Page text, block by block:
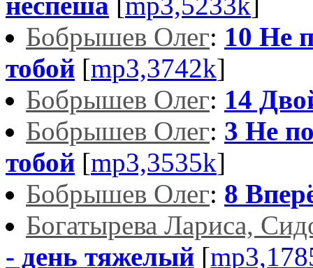
Бобрышев Олег: 10 Не
тобой [mp3,3742k]
Бобрышев Олег: 14
Бобрышев Олег: 3 Не
тобой [mp3,3535k]
Бобрышев Олег: 8
Богатырева Лариса,
- день тяжелый [